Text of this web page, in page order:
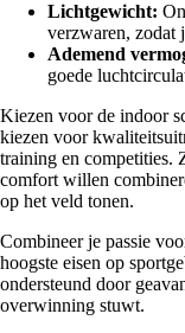
Lichtgewicht:
verzwaren, zodat
Ademend
goede
Kiezen voor de indoor
kiezen voor
training en competities.
comfort willen
op het veld tonen.
Combineer je passie
hoogste eisen op
ondersteund door
overwinning stuwt.